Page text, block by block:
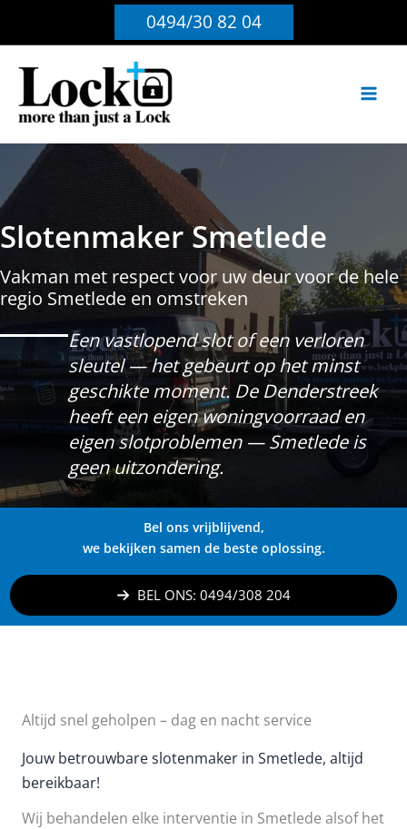
0494/30 82 04
Slotenmaker Smetlede
Vakman met respect voor uw deur voor de hele
regio Smetlede en omstreken
Een vastlopend slot of een verloren
sleutel — het gebeurt op het minst
geschikte moment. De Denderstreek
heeft een eigen woningvoorraad en
eigen slotproblemen — Smetlede is
geen uitzondering.
Bel ons vrijblijvend,
we bekijken samen de beste oplossing.
BEL ONS: 0494/308 204
Altijd snel geholpen – dag en nacht service
Jouw betrouwbare slotenmaker in Smetlede, altijd
bereikbaar!
Wij behandelen elke interventie in Smetlede alsof het